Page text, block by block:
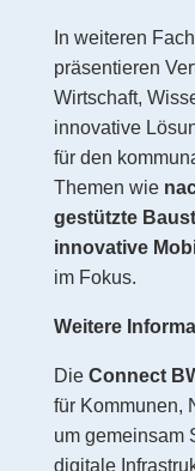
In weiteren
präsentieren
Wirtschaft,
innovative
für den
Themen wie
gestützte
innovative
im Fokus.
Weitere
Die Connect
für Kommunen,
um gemeinsam
digitale